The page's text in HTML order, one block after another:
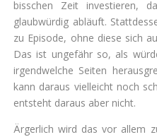
bisschen Zeit investieren,
glaubwürdig abläuft.
zu Episode, ohne diese sich
Das ist ungefähr so, als
irgendwelche Seiten
kann daraus vielleicht noch
entsteht daraus aber nicht.
Ärgerlich wird das vor allem